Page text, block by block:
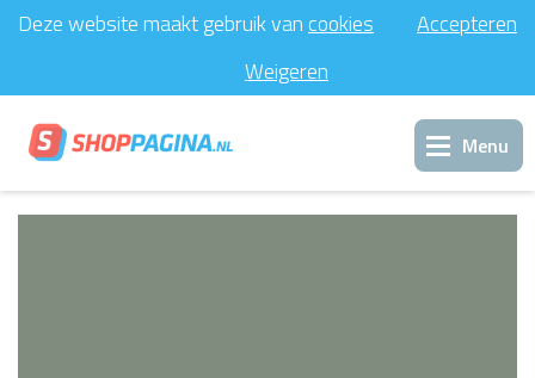
Inloggen
Menu
Deze website maakt gebruik vancookies
Accepteren
Weigeren